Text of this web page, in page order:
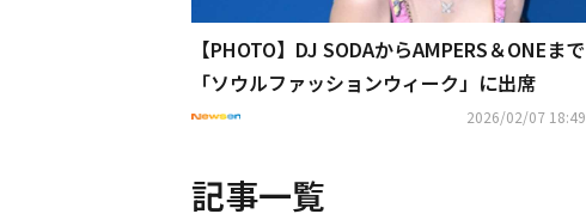
【PHOTO】DJ SODAからAMPERS＆ONEまで
「ソウルファッションウィーク」に出席
2026/02/07 18:49
記事一覧